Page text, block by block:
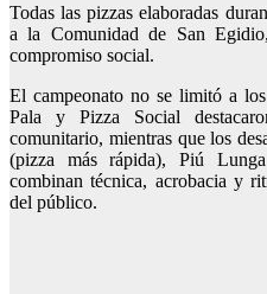
Todas las pizzas elaboradas
a la Comunidad de San
compromiso social.
El campeonato no se limitó a
Pala y Pizza Social
comunitario, mientras que los
(pizza más rápida), Piú
combinan técnica, acrobacia y
del público.